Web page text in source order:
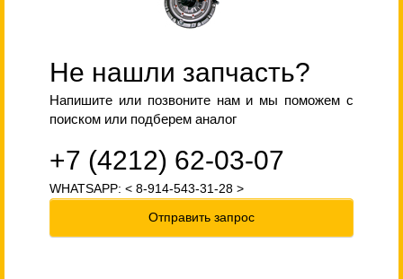
Не нашли запчасть?
Напишите или позвоните нам и мы поможем с
поиском или подберем аналог
+7 (4212) 62-03-07
WHATSAPP: < 8-914-543-31-28 >
Отправить запрос